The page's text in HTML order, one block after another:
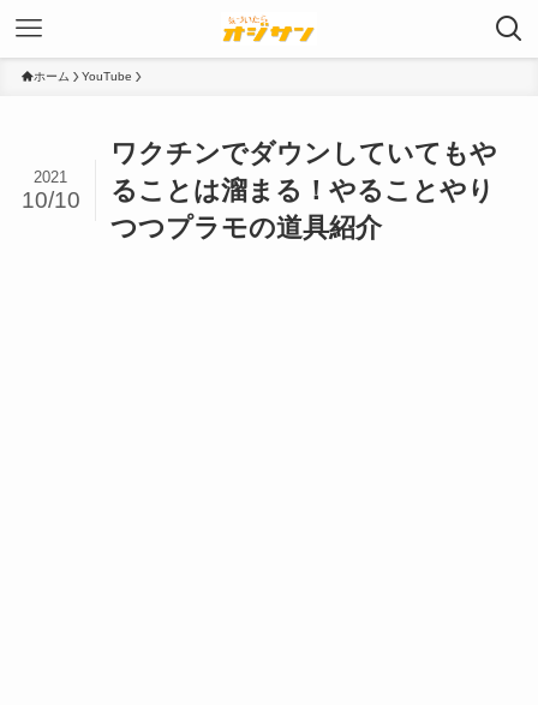
ホーム YouTube
ワクチンでダウンしていてもや
ることは溜まる！やることやり
つつプラモの道具紹介
2021
10/10